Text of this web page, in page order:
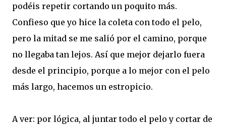
podéis repetir cortando un poquito más.
Confieso que yo hice la coleta con todo el pelo,
pero la mitad se me salió por el camino, porque
no llegaba tan lejos. Así que mejor dejarlo fuera
desde el principio, porque a lo mejor con el pelo
más largo, hacemos un estropicio.
A ver: por lógica, al juntar todo el pelo y cortar de